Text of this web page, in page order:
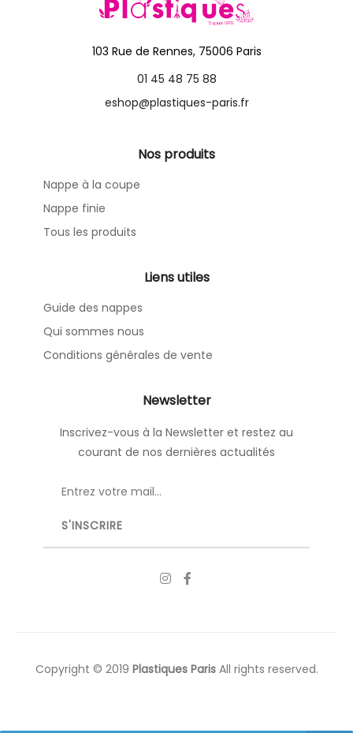
103 Rue de Rennes, 75006 Paris
01 45 48 75 88
eshop@plastiques-paris.fr
Nos produits
Nappe à la coupe
Nappe finie
Tous les produits
Liens utiles
Guide des nappes
Qui sommes nous
Conditions générales de vente
Newsletter
Inscrivez-vous à la Newsletter et restez au
courant de nos dernières actualités
Copyright © 2019 Plastiques ParisAll rights reserved.